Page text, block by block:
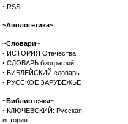
· RSS
~Апологетика~
~Словари~
· ИСТОРИЯ Отечества
· СЛОВАРЬ биографий
· БИБЛЕЙСКИЙ словарь
· РУССКОЕ ЗАРУБЕЖЬЕ
~Библиотечка~
· КЛЮЧЕВСКИЙ: Русская
история